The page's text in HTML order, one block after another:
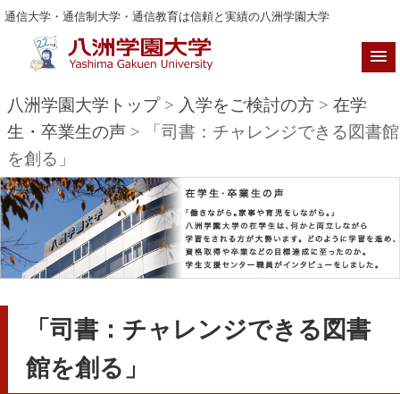
通信大学・通信制大学・通信教育は信頼と実績の八洲学園大学
八洲学園大学トップ> 入学をご検討の方 > 在学
生・卒業生の声 > 「司書：チャレンジできる図書館
を創る」
「司書：チャレンジできる図書
館を創る」